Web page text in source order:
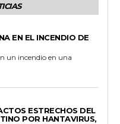
EN EL INCENDIO DE
un incendio en una
ESTRECHOS DEL
POR HANTAVIRUS,